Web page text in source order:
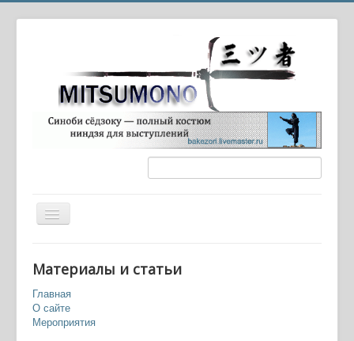
Вы здесь:
Американские художественные фильмы
Материалы и статьи
Главная
О сайте
Мероприятия